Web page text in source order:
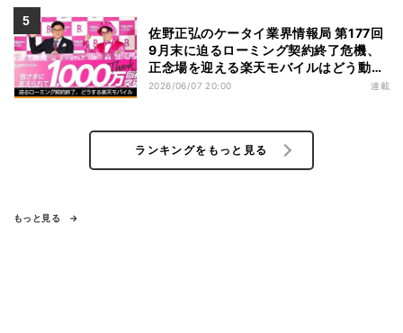
佐野正弘のケータイ業界情報局 第177回
9月末に迫るローミング契約終了危機、
正念場を迎える楽天モバイルはどう動
く？
2026/06/07 20:00 連載
ランキングをもっと見る
もっと見る